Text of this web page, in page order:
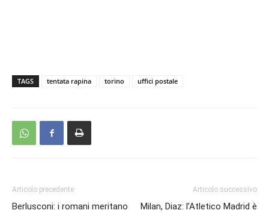
TAGS tentata rapina torino uffici postale
Articolo precedente
Berlusconi: i romani meritano
Articolo successivo
Milan, Diaz: l’Atletico Madrid è